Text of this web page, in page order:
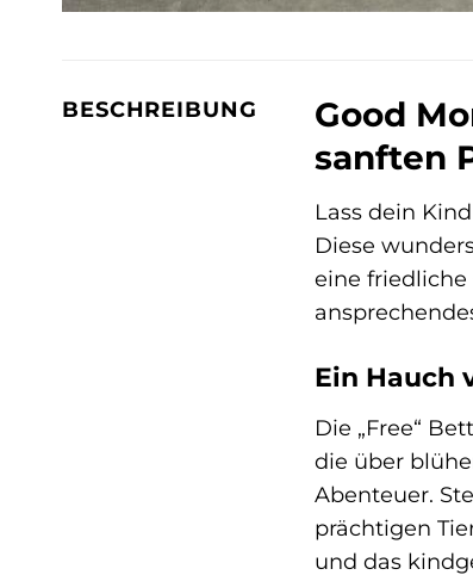
BESCHREIBUNG
Good
sanften
Lass dein
Diese
eine friedliche
Ein Hauch
Die „Free“
die über
Abenteuer.
prächtigen
und das